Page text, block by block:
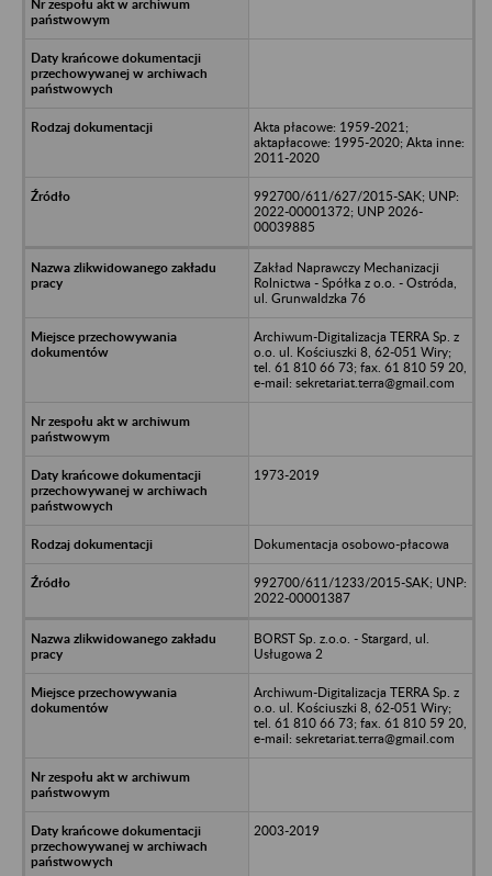
Akta płacowe: 1959-2021;
aktapłacowe: 1995-2020; Akta inne:
2011-2020
992700/611/627/2015-SAK; UNP:
2022-00001372; UNP 2026-
00039885
Zakład Naprawczy Mechanizacji
Rolnictwa - Spółka z o.o. - Ostróda,
ul. Grunwaldzka 76
Archiwum-Digitalizacja TERRA Sp. z
o.o. ul. Kościuszki 8, 62-051 Wiry;
tel. 61 810 66 73; fax. 61 810 59 20,
e-mail: sekretariat.terra@gmail.com
1973-2019
Dokumentacja osobowo-płacowa
992700/611/1233/2015-SAK; UNP:
2022-00001387
BORST Sp. z.o.o. - Stargard, ul.
Usługowa 2
Archiwum-Digitalizacja TERRA Sp. z
o.o. ul. Kościuszki 8, 62-051 Wiry;
tel. 61 810 66 73; fax. 61 810 59 20,
e-mail: sekretariat.terra@gmail.com
2003-2019